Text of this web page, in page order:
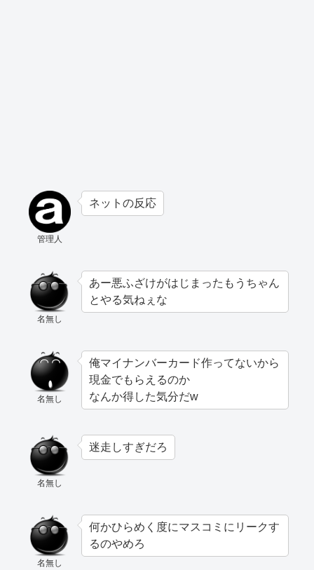
管理人
ネットの反応
名無し
あー悪ふざけがはじまったもうちゃん
とやる気ねぇな
名無し
俺マイナンバーカード作ってないから
現金でもらえるのか
なんか得した気分だw
名無し
迷走しすぎだろ
名無し
何かひらめく度にマスコミにリークす
るのやめろ